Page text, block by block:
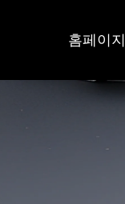
홈페이지